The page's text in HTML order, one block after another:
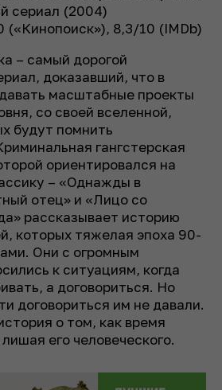
сериал (2004)
(«Кинопоиск»), 8,3/10 (IMDb)
– самый дорогой
доказавший, что в
масштабные проекты
со своей вселенной,
будут помнить
гангстерская
ориентировался на
– «Однажды в
отец» и «Лицо со
рассказывает историю
которых тяжелая эпоха 90-
Они с огромным
к ситуациям, когда
а договориться. Но
договориться им не давали.
о том, как время
его человеческого.